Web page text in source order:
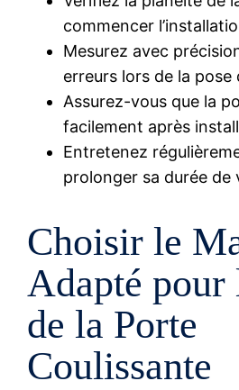
commencer
Mesurez avec
erreurs lors de la pose
Assurez-vous que la
facilement après
Entretenez
prolonger sa durée de
Choisir le
Adapté pour
de la Porte
Coulissante